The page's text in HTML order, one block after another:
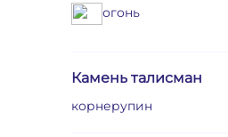
огонь
Камень талисман
корнерупин